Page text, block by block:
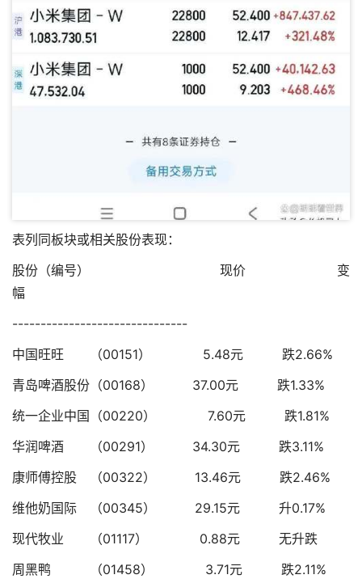
表列同板块或相关股份表现：
股份（编号） 现价 变
幅
-------------------------------
中国旺旺 （00151） 5.48元 跌2.66%
青岛啤酒股份（00168） 37.00元 跌1.33%
统一企业中国（00220） 7.60元 跌1.81%
华润啤酒 （00291） 34.30元 跌3.11%
康师傅控股 （00322） 13.46元 跌2.46%
维他奶国际 （00345） 29.15元 升0.17%
现代牧业 （01117） 0.88元 无升跌
周黑鸭 （01458） 3.71元 跌2.11%